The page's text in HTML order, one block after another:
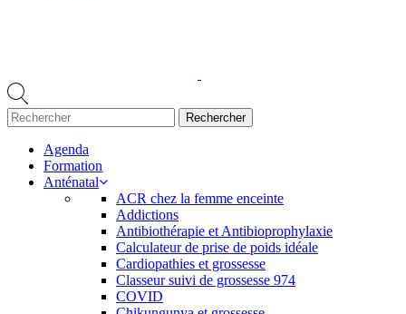
Agenda
Formation
Anténatal
ACR chez la femme enceinte
Addictions
Antibiothérapie et Antibioprophylaxie
Calculateur de prise de poids idéale
Cardiopathies et grossesse
Classeur suivi de grossesse 974
COVID